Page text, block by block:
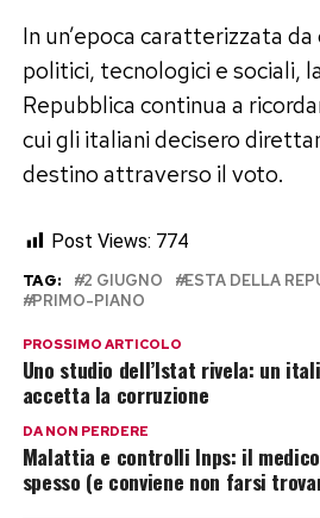
In un’epoca caratterizzata
politici, tecnologici e sociali,
Repubblica continua a
cui gli italiani decisero
destino attraverso il voto.
Post Views: 774
TAG: 2 GIUGNO
ESTA DELLA
PRIMO-PIANO
PROSSIMO ARTICOLO
Uno studio dell’Istat rivela: un
accetta la corruzione
DA NON PERDERE
Malattia e controlli Inps: il
spesso (e conviene non farsi